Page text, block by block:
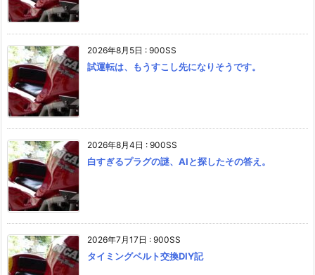
2026年8月5日 : 900SS
試運転は、もうすこし先になりそうです。
2026年8月4日 : 900SS
白すぎるプラグの謎、AIと探したその答え。
2026年7月17日 : 900SS
タイミングベルト交換DIY記